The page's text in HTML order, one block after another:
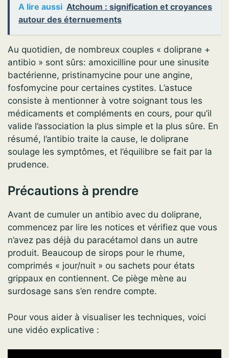
A lire aussi Atchoum : signification et croyances
autour des éternuements
Au quotidien, de nombreux couples « doliprane +
antibio » sont sûrs: amoxicilline pour une sinusite
bactérienne, pristinamycine pour une angine,
fosfomycine pour certaines cystites. L’astuce
consiste à mentionner à votre soignant tous les
médicaments et compléments en cours, pour qu’il
valide l’association la plus simple et la plus sûre. En
résumé, l’antibio traite la cause, le doliprane
soulage les symptômes, et l’équilibre se fait par la
prudence.
Précautions à prendre
Avant de cumuler un antibio avec du doliprane,
commencez par lire les notices et vérifiez que vous
n’avez pas déjà du paracétamol dans un autre
produit. Beaucoup de sirops pour le rhume,
comprimés « jour/nuit » ou sachets pour états
grippaux en contiennent. Ce piège mène au
surdosage sans s’en rendre compte.
Pour vous aider à visualiser les techniques, voici
une vidéo explicative :